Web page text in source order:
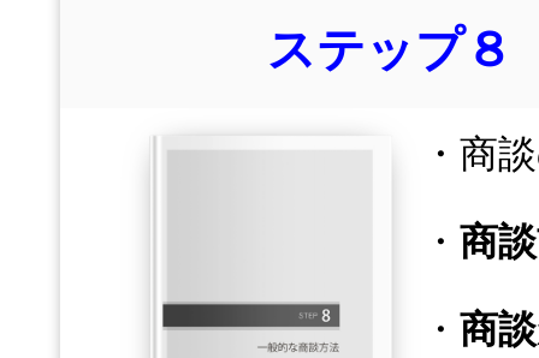
ステップ
・商
・ 商
・ 商